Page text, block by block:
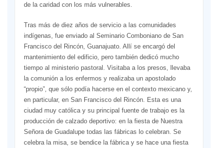
de la caridad con los más vulnerables.
Tras más de diez años de servicio a las comunidades
indígenas, fue enviado al Seminario Comboniano de San
Francisco del Rincón, Guanajuato. Allí se encargó del
mantenimiento del edificio, pero también dedicó mucho
tiempo al ministerio pastoral. Visitaba a los presos, llevaba
la comunión a los enfermos y realizaba un apostolado
“propio”, que sólo podía hacerse en el contexto mexicano y,
en particular, en San Francisco del Rincón. Esta es una
ciudad muy católica y su principal fuente de trabajo es la
producción de calzado deportivo: en la fiesta de Nuestra
Señora de Guadalupe todas las fábricas lo celebran. Se
celebra la misa, se bendice la fábrica y se hace una fiesta